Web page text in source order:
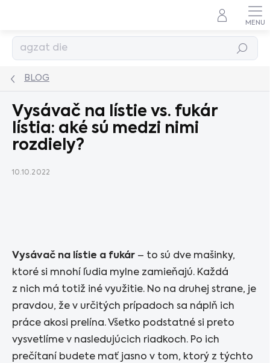
Hľadať
BLOG
Vysávač na lístie vs. fukár
lístia: aké sú medzi nimi
rozdiely?
10.10.2022
Vysávač na lístie a fukár – to sú dve mašinky,
ktoré si mnohí ľudia mylne zamieňajú. Každá
z nich má totiž iné využitie. No na druhej strane, je
pravdou, že v určitých prípadoch sa náplň ich
práce akosi prelína. Všetko podstatné si preto
vysvetlíme v nasledujúcich riadkoch. Po ich
prečítaní budete mať jasno v tom, ktorý z týchto